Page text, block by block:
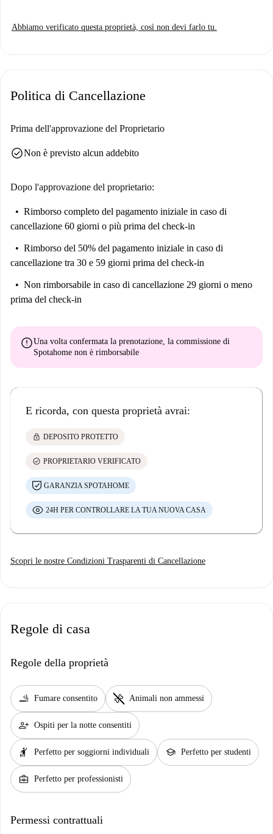
Abbiamo verificato questa proprietà, così non devi farlo tu.
Politica di Cancellazione
Prima dell'approvazione del Proprietario
check_circleNon è previsto alcun addebito
Dopo l'approvazione del proprietario:
Rimborso completo del pagamento iniziale in caso di
cancellazione 60 giorni o più prima del check-in
Rimborso del 50% del pagamento iniziale in caso di
cancellazione tra 30 e 59 giorni prima del check-in
Non rimborsabile in caso di cancellazione 29 giorni o meno
prima del check-in
errorUna volta confermata la prenotazione, la commissione di
Spotahome non è rimborsabile
E ricorda, con questa proprietà avrai:
lock DEPOSITO PROTETTO
check_circle PROPRIETARIO VERIFICATO
GARANZIA SPOTAHOME
24H PER CONTROLLARE LA TUA NUOVA CASA
Scopri le nostre Condizioni Trasparenti di Cancellazione
Regole di casa
Regole della proprietà
smoking_rooms Fumare consentito pet_supplies Animali non ammessi
person_add Ospiti per la notte consentiti
hail Perfetto per soggiorni individuali school Perfetto per studenti
business_center Perfetto per professionisti
Permessi contrattuali